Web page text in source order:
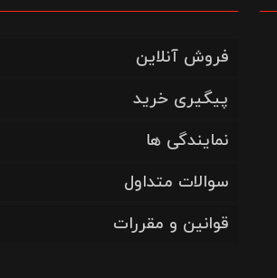
فروش آنلاین
پیگیری خرید
نمایندگی ها
سوالات متداول
قوانین و مقررات